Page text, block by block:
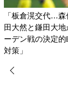
「板倉滉交代…
田大然と鎌田大
ーデン戦の決定
対策」